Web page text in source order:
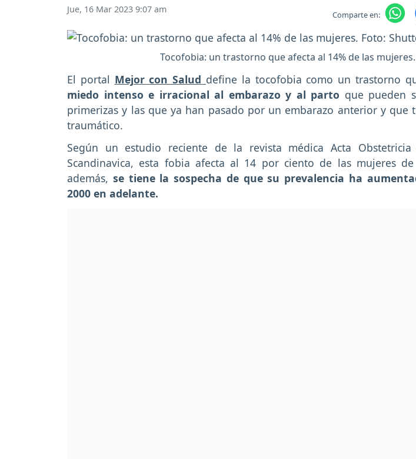
Jue, 16 Mar 2023 9:07 am Comparte en:
Tocofobia: un trastorno que afecta al 14% de las
El portal Mejor con Salud define la tocofobia como un trastorno
miedo intenso e irracional al embarazo y al parto que pueden
primerizas y las que ya han pasado por un embarazo anterior y que
traumático.
Según un estudio reciente de la revista médica Acta Obstetricia
Scandinavica, esta fobia afecta al 14 por ciento de las mujeres
además, se tiene la sospecha de que su prevalencia ha
2000 en adelante.